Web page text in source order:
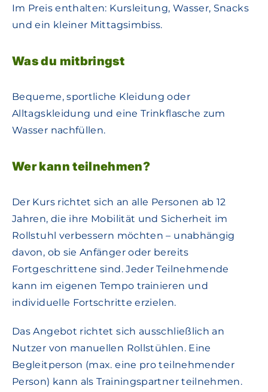
Im Preis enthalten: Kursleitung, Wasser, Snacks
und ein kleiner Mittagsimbiss.
Was du mitbringst
Bequeme, sportliche Kleidung oder
Alltagskleidung und eine Trinkflasche zum
Wasser nachfüllen.
Wer kann teilnehmen?
Der Kurs richtet sich an alle Personen ab 12
Jahren, die ihre Mobilität und Sicherheit im
Rollstuhl verbessern möchten – unabhängig
davon, ob sie Anfänger oder bereits
Fortgeschrittene sind. Jeder Teilnehmende
kann im eigenen Tempo trainieren und
individuelle Fortschritte erzielen.
Das Angebot richtet sich ausschließlich an
Nutzer von manuellen Rollstühlen. Eine
Begleitperson (max. eine pro teilnehmender
Person) kann als Trainingspartner teilnehmen.